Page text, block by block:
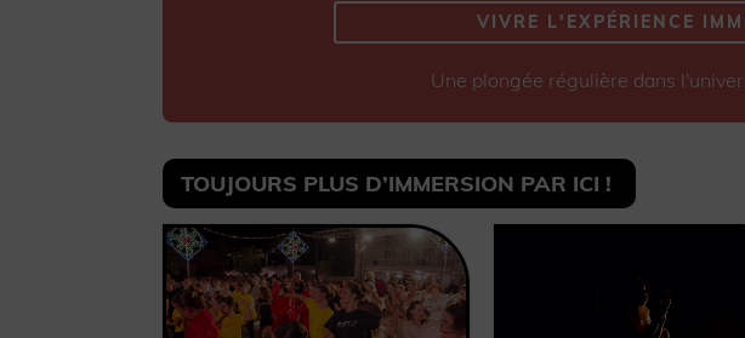
VIVRE L'EXPÉRIENCE
Une plongée régulière dans
TOUJOURS PLUS D’IMMERSION PAR ICI !